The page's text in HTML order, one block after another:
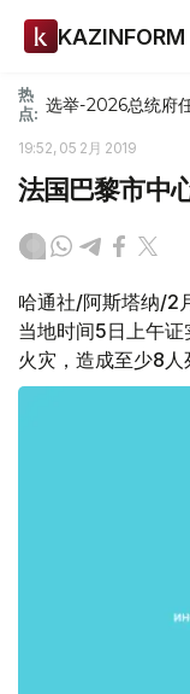
KAZINFORM
热
点: 选举-2026总统府
19:52, 05 2月 2019
法国巴黎市中
哈通社/阿斯塔纳/2
当地时间5日上午
火灾，造成至少8人